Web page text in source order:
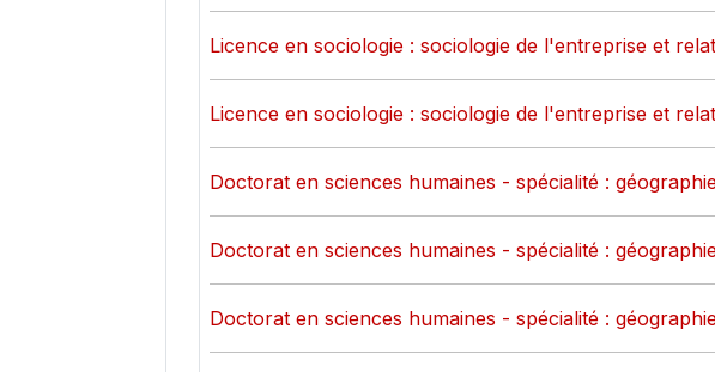
Licence en sociologie : sociologie de l'entreprise et
Licence en sociologie : sociologie de l'entreprise et
Doctorat en sciences humaines - spécialité :
Doctorat en sciences humaines - spécialité :
Doctorat en sciences humaines - spécialité :